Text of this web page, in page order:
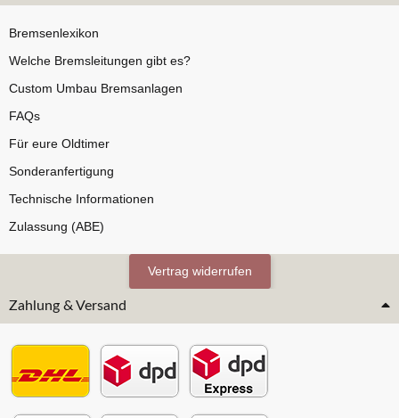
Bremsenlexikon
Welche Bremsleitungen gibt es?
Custom Umbau Bremsanlagen
FAQs
Für eure Oldtimer
Sonderanfertigung
Technische Informationen
Zulassung (ABE)
Vertrag widerrufen
Zahlung & Versand